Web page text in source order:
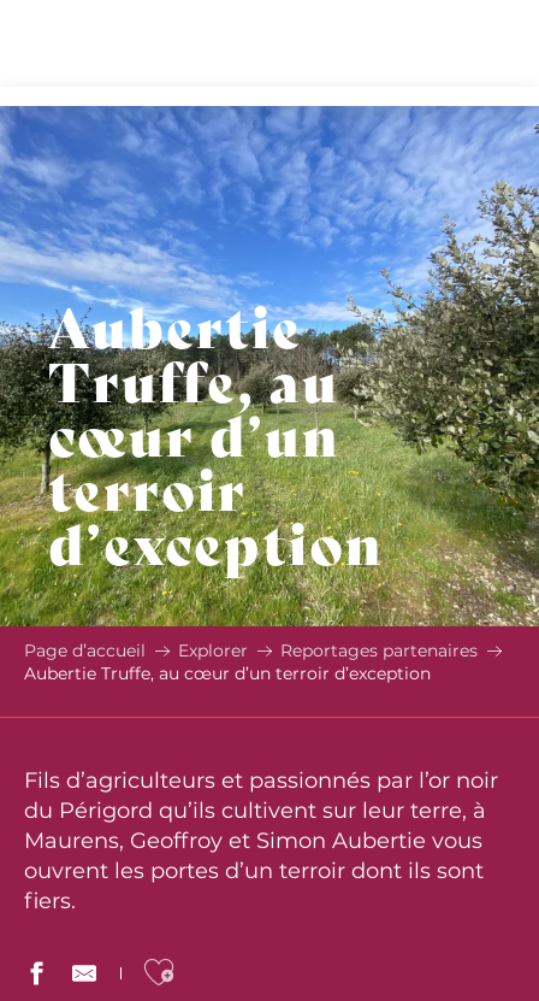
principal
Aubertie
Truffe, au
cœur d’un
terroir
d’exception
Page d’accueil Explorer
Reportages partenaires
Aubertie Truffe, au cœur d’un terroir d’exception
Fils d’agriculteurs et passionnés par l’or noir
du Périgord qu’ils cultivent sur leur terre, à
Maurens, Geoffroy et Simon Aubertie vous
ouvrent les portes d’un terroir dont ils sont
fiers.
Ajouter aux favoris